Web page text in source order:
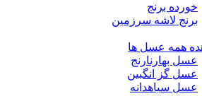
خورده برنج
برنج لاشه سرزمین
همه عسل ها
عسل بهارنارنج
عسل گز انگبین
عسل سیاهدانه